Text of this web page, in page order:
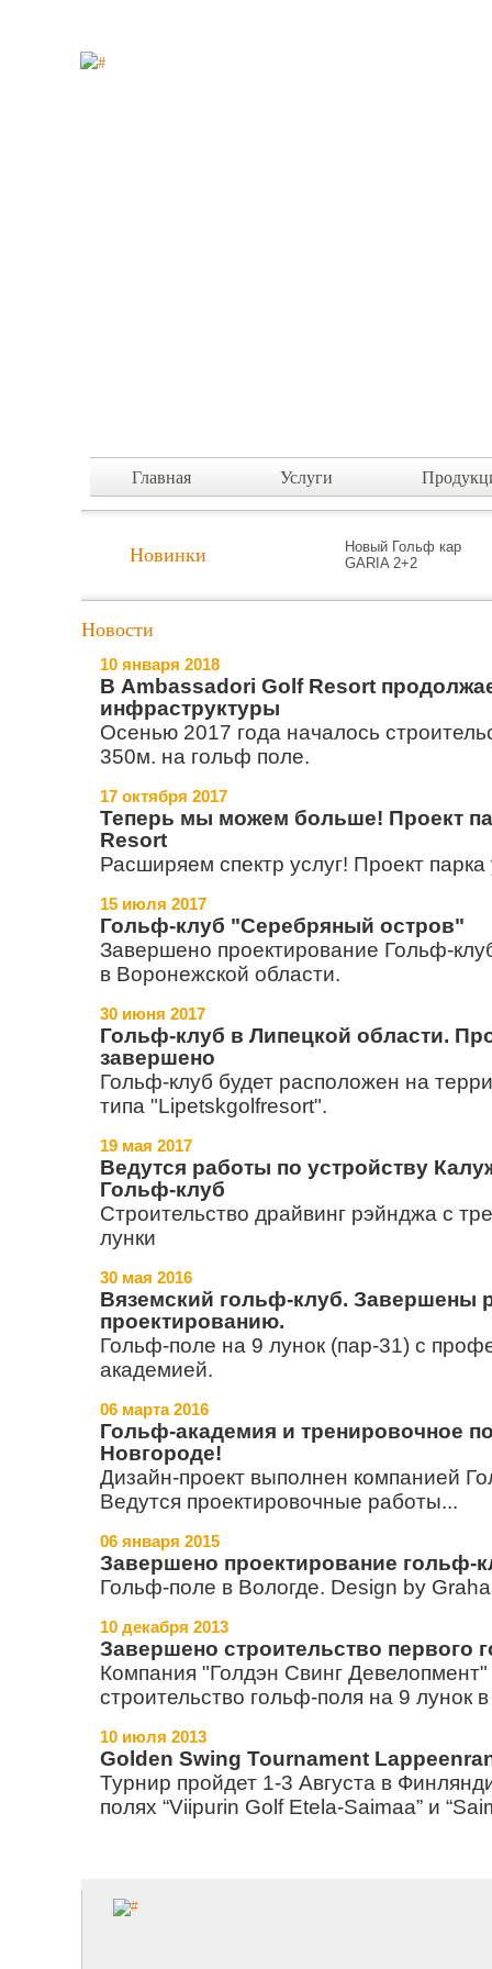
Главная Услуги
Новинки
Новый Гольф кар
GARIA 2+2
Новости
10 января 2018
В Ambassadori Golf Resort
инфраструктуры
Осенью 2017 года началось
350м. на гольф поле.
17 октября 2017
Теперь мы можем больше! Проект
Resort
Расширяем спектр услуг! Проект
15 июля 2017
Гольф-клуб "Серебряный остров"
Завершено проектирование Гольф-
в Воронежской области.
30 июня 2017
Гольф-клуб в Липецкой области.
завершено
Гольф-клуб будет расположен на
типа "Lipetskgolfresort".
19 мая 2017
Ведутся работы по устройству
Гольф-клуб
Строительство драйвинг рэйнджа с
лунки
30 мая 2016
Вяземский гольф-клуб. Завершены
проектированию.
Гольф-поле на 9 лунок (пар-31) с
академией.
06 марта 2016
Гольф-академия и тренировочное
Новгороде!
Дизайн-проект выполнен компанией
Ведутся проектировочные работы...
06 января 2015
Завершено проектирование гольф-
Гольф-поле в Вологде. Design by
10 декабря 2013
Завершено строительство первого
Компания "Голдэн Свинг
строительство гольф-поля на 9 лунок
10 июля 2013
Golden Swing Tournament
Турнир пройдет 1-3 Августа в
полях “Viipurin Golf Etela-Saimaa” и